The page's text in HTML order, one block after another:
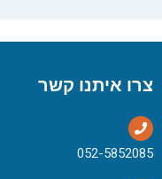
צרו איתנו קשר